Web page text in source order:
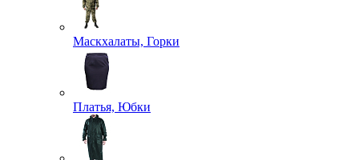
Маскхалаты, Горки
Платья, Юбки